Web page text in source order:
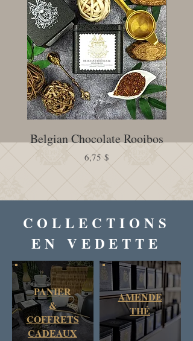
Belgian Chocolate Rooibos
Prix
6,75 $
COLLECTIONS
EN VEDETTE
PANIER
&
COFFRETS
CADEAUX
AMENDE
THÉ